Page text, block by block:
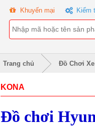
Khuyến mại Kiểm
Trang chủ Đồ Chơi
KONA
Đồ chơi